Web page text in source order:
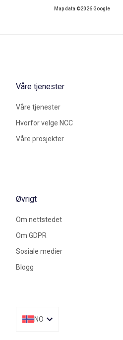
Map data ©2026 Google
Våre tjenester
Våre tjenester
Hvorfor velge NCC
Våre prosjekter
Øvrigt
Om nettstedet
Om GDPR
Sosiale medier
Blogg
NO